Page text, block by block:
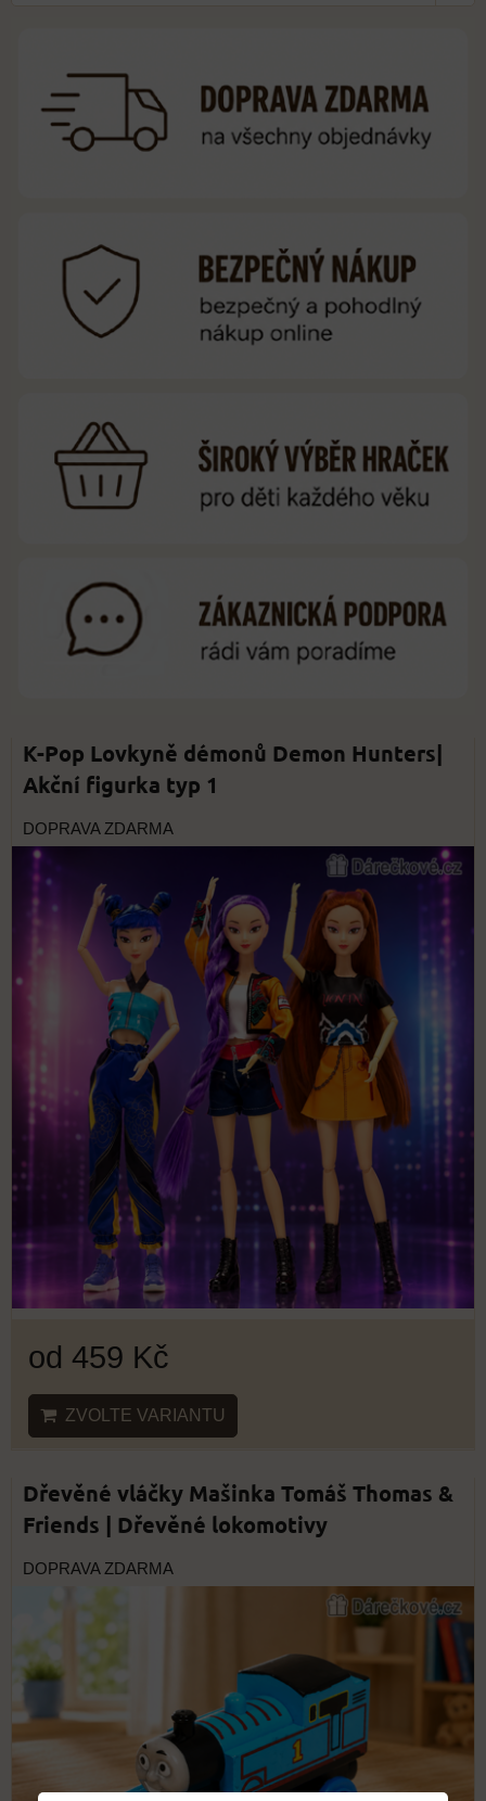
K-Pop Lovkyně démonů Demon Hunters|
Akční figurka typ 1
DOPRAVA ZDARMA
od 459 Kč
ZVOLTE VARIANTU
Dřevěné vláčky Mašinka Tomáš Thomas &
Friends | Dřevěné lokomotivy
DOPRAVA ZDARMA